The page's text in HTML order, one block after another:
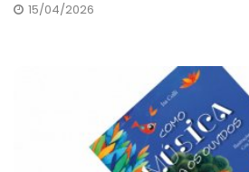
15/04/2026